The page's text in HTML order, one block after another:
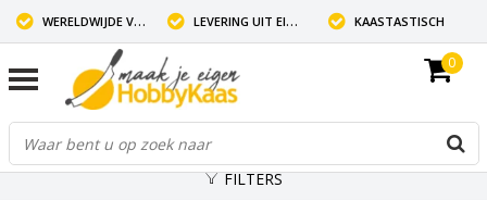
WERELDWIJDE VERZENDING LEVERING UIT EIGEN VOORRAAD KAASTASTISCH
0
FILTERS